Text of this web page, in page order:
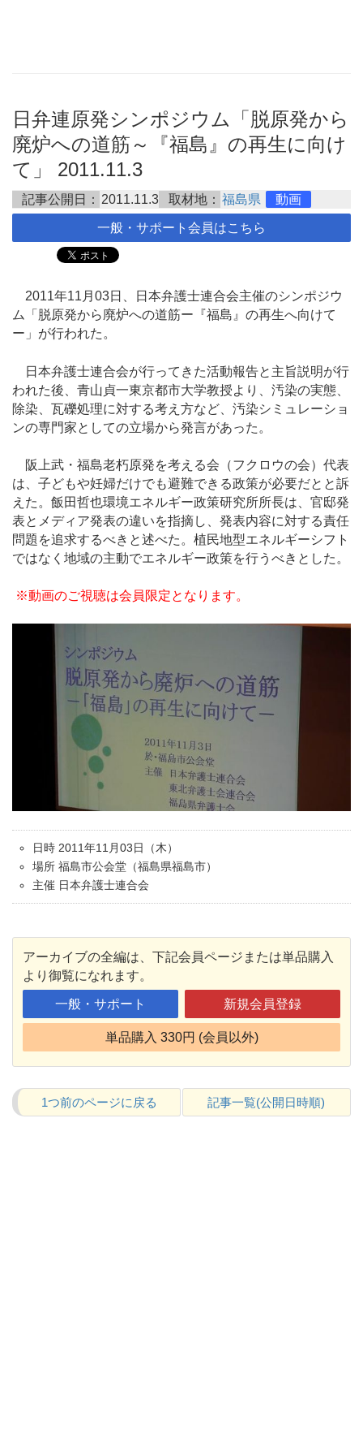
日弁連原発シンポジウム「脱原発から
廃炉への道筋～『福島』の再生に向け
て」 2011.11.3
記事公開日： 2011.11.3 取材地： 福島県 動画
一般・サポート会員はこちら
2011年11月03日、日本弁護士連合会主催のシンポジウ
ム「脱原発から廃炉への道筋ー『福島』の再生へ向けて
ー」が行われた。
日本弁護士連合会が行ってきた活動報告と主旨説明が行
われた後、青山貞一東京都市大学教授より、汚染の実態、
除染、瓦礫処理に対する考え方など、汚染シミュレーショ
ンの専門家としての立場から発言があった。
阪上武・福島老朽原発を考える会（フクロウの会）代表
は、子どもや妊婦だけでも避難できる政策が必要だとと訴
えた。飯田哲也環境エネルギー政策研究所所長は、官邸発
表とメディア発表の違いを指摘し、発表内容に対する責任
問題を追求するべきと述べた。植民地型エネルギーシフト
ではなく地域の主動でエネルギー政策を行うべきとした。
※動画のご視聴は会員限定となります。
日時 2011年11月03日（木）
場所 福島市公会堂（福島県福島市）
主催 日本弁護士連合会
アーカイブの全編は、下記会員ページまたは単品購入
より御覧になれます。
一般・サポート 新規会員登録
単品購入 330円 (会員以外)
1つ前のページに戻る 記事一覧(公開日時順)